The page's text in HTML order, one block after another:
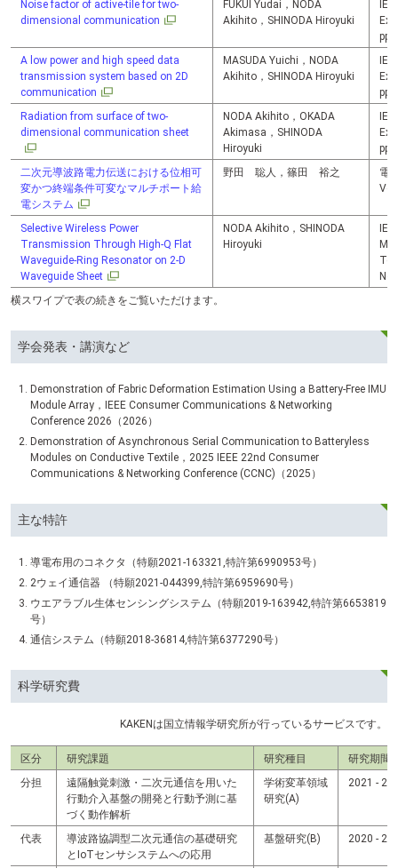
Noise factor of active-tile for two-
dimensional communication
FUKUI Yudai，NODA
Akihito，SHINODA Hiroyuki
A low power and high speed data
transmission system based on 2D
communication
MASUDA Yuichi，NODA
Akihito，SHINODA Hiroyuki
Radiation from surface of two-
dimensional communication sheet
NODA Akihito，OKADA
Akimasa，SHINODA
Hiroyuki
二次元導波路電力伝送における位相可
変かつ終端条件可変なマルチポート給
電システム
野田 聡人，篠田 裕之
電
Selective Wireless Power
Transmission Through High-Q Flat
Waveguide-Ring Resonator on 2-D
Waveguide Sheet
NODA Akihito，SHINODA
Hiroyuki
横スワイプで表の続きをご覧いただけます。
学会発表・講演など
Demonstration of Fabric Deformation Estimation Using a Battery-Free IMU
Module Array，IEEE Consumer Communications & Networking
Conference 2026（2026）
Demonstration of Asynchronous Serial Communication to Batteryless
Modules on Conductive Textile，2025 IEEE 22nd Consumer
Communications & Networking Conference (CCNC)（2025）
主な特許
導電布用のコネクタ（特願2021-163321,特許第6990953号）
2ウェイ通信器 （特願2021-044399,特許第6959690号）
ウエアラブル生体センシングシステム（特願2019-163942,特許第6653819
号）
通信システム（特願2018-36814,特許第6377290号）
科学研究費
KAKENは国立情報学研究所が行っているサービスです。
区分 研究課題 研究種目
研究期間
分担
遠隔触覚刺激・二次元通信を用いた
行動介入基盤の開発と行動予測に基
づく動作解析
学術変革領域
研究(A)
2021 -
代表
導波路協調型二次元通信の基礎研究
とIoTセンサシステムへの応用
基盤研究(B) 2020 -